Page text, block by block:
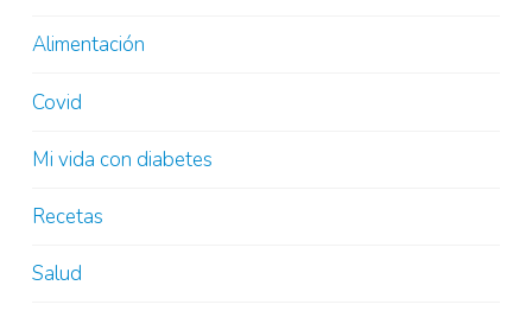
Alimentación
Covid
Mi vida con diabetes
Recetas
Salud